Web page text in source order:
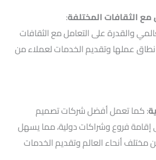
مع الثقافات المختلفة:
والقدرة على التعامل مع الثقافات
عملها وتقديم الخدمات لعملاء من
: كما تعمل أفضل شركات تصميم
إقامة فروع وشراكات دولية، مما يسهل
أنحاء العالم وتقديم الخدمات